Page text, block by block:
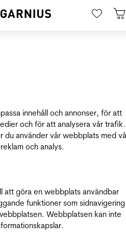
innehåll och annonser, för att
och för att analysera vår
du använder vår webbplats med
och analys.
att göra en webbplats användbar
funktioner som
Webbplatsen kan inte